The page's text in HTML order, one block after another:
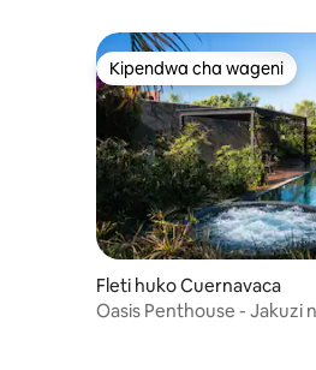
Kipendwa cha wageni
Kipendwa cha wageni
Fleti huko Cuernavaca
Oasis Penthouse - Jakuzi